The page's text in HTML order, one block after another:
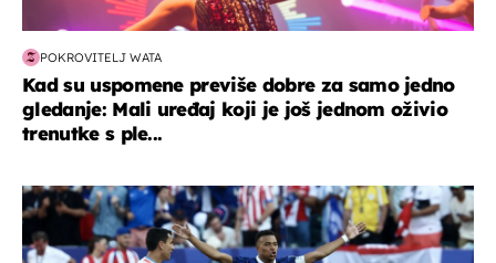
POKROVITELJ WATA
Kad su uspomene previše dobre za samo jedno
gledanje: Mali uređaj koji je još jednom oživio
trenutke s ple...
svjetsko prvenstvo 2026